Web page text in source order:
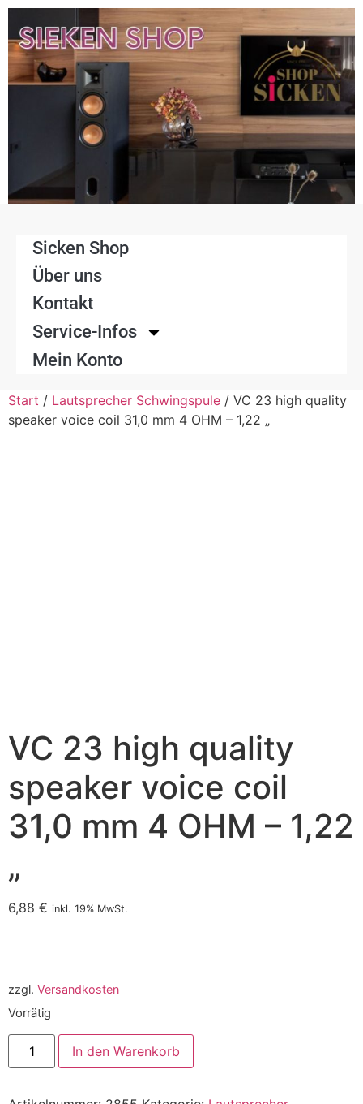
Sicken Shop
Über uns
Kontakt
Service-Infos
Mein Konto
Start / Lautsprecher Schwingspule / VC 23 high quality
speaker voice coil 31,0 mm 4 OHM – 1,22 „
VC 23 high quality
speaker voice coil
31,0 mm 4 OHM – 1,22
„
6,88 € inkl. 19% MwSt.
zzgl. Versandkosten
Vorrätig
In den Warenkorb